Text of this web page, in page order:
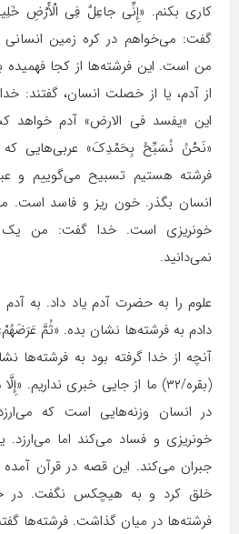
گفت: می‌خواهم در کره زمین
من است. این فرشته‌ها از کجا فهمیده
از آدم، یا از خصلت انسان، گفتند:
این «یفسد فی الارض» آدم
«نَحْنُ نُسَبِّحُ بِحَمْدِکَ» عربی‌هایی
فرشته هستیم تسبیح می‌گوییم و
انسان بگذر. خون ریز و فاسد
خونریزی است. خدا گفت: من یک
نمی‌دانید.
علوم را به حضرت آدم یاد داد. به
آنچه از خدا گرفته بود به فرشته‌ها
(بقره/۳۲) ما از جایی خبری
در انسان وزنه‌هایی است که
خونریزی و فساد می‌کند اما
جبران می‌کند. این قصه در قرآن
خلق کرد و به هیچکس نگفت. در
فرشته‌ها در میان گذاشت. فرشته‌ها